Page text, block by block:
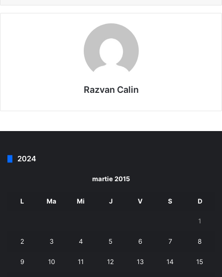
Razvan Calin
2024
martie 2015
L Ma Mi J V S D
1
2 3 4 5 6 7 8
9 10 11 12 13 14 15